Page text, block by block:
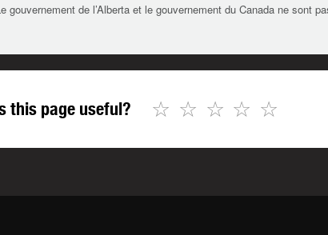
de l’Alberta et le gouvernement du Canada ne sont
this page useful? ☆
☆
☆
☆
☆